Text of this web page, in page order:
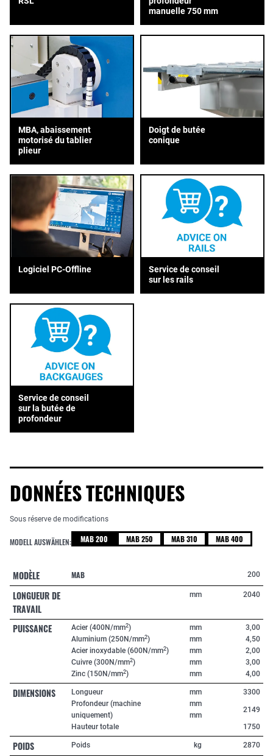
manuelle 750 mm
MBA, abaissement
motorisé du tablier
plieur
Doigt de butée
conique
Logiciel PC-Offline
Service de conseil
sur les rails
Service de conseil
sur la butée de
profondeur
DONNÉES TECHNIQUES
Sous réserve de modifications
MODELL AUSWÄHLEN: MAB 200 MAB 250 MAB 310 MAB 400
MODÈLE MAB 200
LONGUEUR DE
TRAVAIL
mm 2040
PUISSANCE Acier (400N/mm2)
Aluminium (250N/mm2)
Acier inoxydable (600N/mm2)
Cuivre (300N/mm2)
Zinc (150N/mm2)
mm
mm
mm
mm
mm
3,00
4,50
2,00
3,00
4,00
DIMENSIONS
Longueur
Profondeur (machine
uniquement)
Hauteur totale
mm
mm
mm
3300
2149
1750
POIDS Poids kg 2870